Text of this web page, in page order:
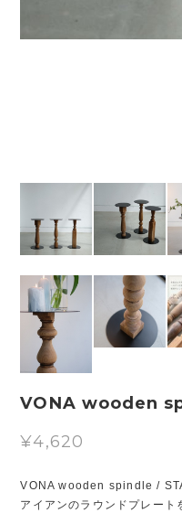
VONA wooden
¥4,620
VONA wooden spindle /
アイアンのラウンドプレート